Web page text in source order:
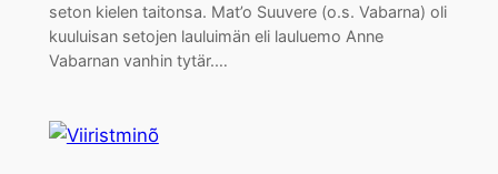
seton kielen taitonsa. Mat’o Suuvere (o.s. Vabarna) oli
kuuluisan setojen lauluimän eli lauluemo Anne
Vabarnan vanhin tytär.…